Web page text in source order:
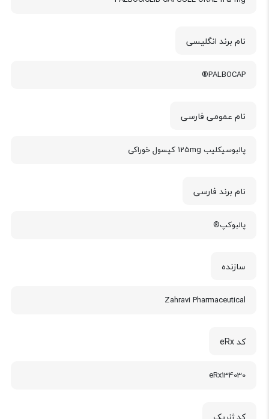
نام برند انگلیسی
PALBOCAP®
نام عمومی فارسی
پالبوسیکلیب 125mg کپسول خوراکی
نام برند فارسی
پالبوکپ®
سازنده
Zahravi Pharmaceutical
کد eRx
eRx134030